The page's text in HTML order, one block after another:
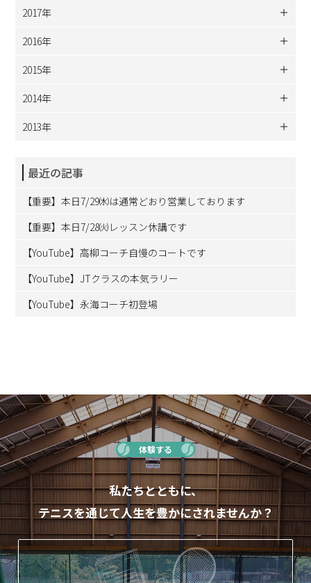
2017年
2016年
2015年
2014年
2013年
最近の記事
【重要】本日7/29㈬は通常どおり営業しております
【重要】本日7/28㈫レッスン休講です
【YouTube】高柳コーチ自慢のコートです
【YouTube】JTクラスの本気ラリー
【YouTube】永海コーチ初登場
体験する
私たちとともに、
テニスを通じて人生を豊かにされませんか？